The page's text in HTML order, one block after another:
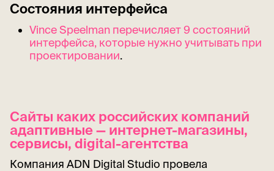
Состояния интерфейса
Vince Speelman перечисляет 9 состояний
интерфейса, которые нужно учитывать при
проектировании.
Cайты каких российских компаний
адаптивные — интернет-магазины,
сервисы, digital-агентства
Компания ADN Digital Studio провела